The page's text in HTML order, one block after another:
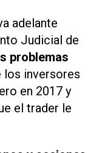
adelante
Judicial de
problemas
los inversores
en 2017 y
el trader le